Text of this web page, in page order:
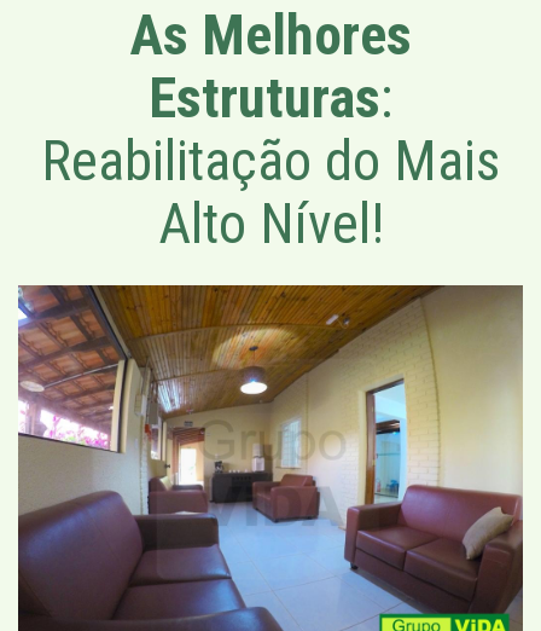
As Melhores
Estruturas:
Reabilitação do Mais
Alto Nível!